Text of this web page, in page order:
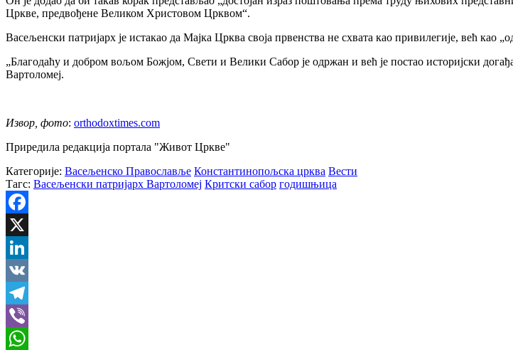
Цркве, предвођене Великом Христовом Црквом“.
Васељенски патријарх је истакао да Мајка Црква своја првенства не схвата као привилегије, већ
„Благодаћу и добром вољом Божјом, Свети и Велики Сабор је одржан и већ је постао историјски
Вартоломеј.
Извор, фото: orthodoxtimes.com
Приредила редакција портала "Живот Цркве"
Категорије: Васељенско Православље Константинопољска црква Вести
Тагс: Васељенски патријарх Вартоломеј Критски сабор годишњица
Facebook
X
LinkedIn
VK
Telegram
Viber